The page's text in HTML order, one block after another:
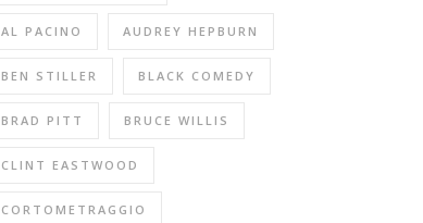
AL PACINO AUDREY HEPBURN
BEN STILLER BLACK COMEDY
BRAD PITT BRUCE WILLIS
CLINT EASTWOOD
CORTOMETRAGGIO